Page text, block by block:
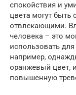
спокойствия и
цвета могут
отвлекающими.
человека – это
использовать
например,
оранжевый цвет,
повышенную